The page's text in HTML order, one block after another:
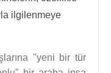
ilgilenmeye
"yeni bir tür